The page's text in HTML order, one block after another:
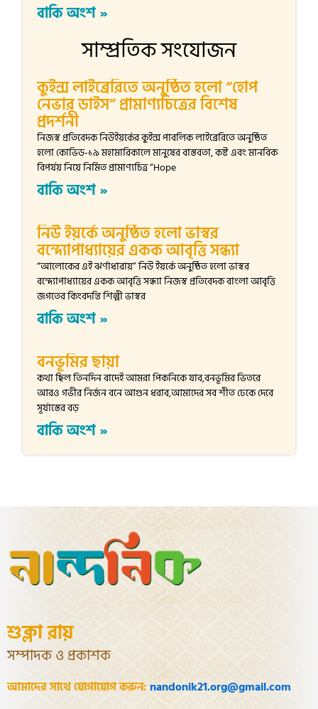
বাকি অংশ »
সাম্প্রতিক সংযোজন
কুইন্স লাইব্রেরিতে অনুষ্ঠিত হলো “হোপ
নেভার ডাইস” প্রামাণ্যচিত্রের বিশেষ
প্রদর্শনী
নিজস্ব প্রতিবেদক নিউইয়র্কের কুইন্স পাবলিক লাইব্রেরিতে অনুষ্ঠিত
হলো কোভিড-১৯ মহামারিকালে মানুষের বাস্তবতা, কষ্ট এবং মানবিক
বিপর্যয় নিয়ে নির্মিত প্রামাণ্যচিত্র “Hope
বাকি অংশ »
নিউ ইয়র্কে অনুষ্ঠিত হলো ভাস্বর
বন্দ্যোপাধ্যায়ের একক আবৃত্তি সন্ধ্যা
“আলোকের এই ঝর্ণাধারায়” নিউ ইয়র্কে অনুষ্ঠিত হলো ভাস্বর
বন্দ্যোপাধ্যায়ের একক আবৃত্তি সন্ধ্যা নিজস্ব প্রতিবেদক বাংলা আবৃত্তি
জগতের কিংবদন্তি শিল্পী ভাস্বর
বাকি অংশ »
বনভূমির ছায়া
কথা ছিল তিনদিন বাদেই আমরা পিকনিকে যাব,বনভূমির ভিতরে
আরও গভীর নির্জন বনে আগুন ধরাব,আমাদের সব শীত ঢেকে দেবে
সূর্যাস্তের বড়
বাকি অংশ »
শুক্লা রায়
সম্পাদক ও প্রকাশক
আমাদের সাথে যোগাযোগ করুন: nandonik21.org@gmail.com